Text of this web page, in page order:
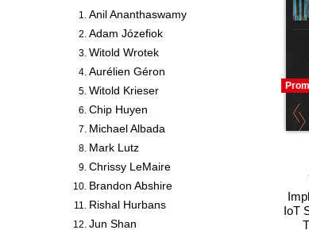
Anil Ananthaswamy
Adam Józefiok
Witold Wrotek
Aurélien Géron
Witold Krieser
Chip Huyen
Michael Albada
Mark Lutz
Chrissy LeMaire
Brandon Abshire
Rishal Hurbans
Jun Shan
IoT